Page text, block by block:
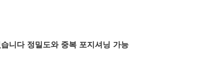
니다 정밀도와 중복 포지셔닝 가능